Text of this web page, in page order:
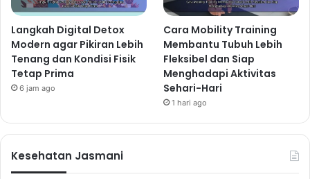
Langkah Digital Detox
Modern agar Pikiran Lebih
Tenang dan Kondisi Fisik
Tetap Prima
6 jam ago
Cara Mobility Training
Membantu Tubuh Lebih
Fleksibel dan Siap
Menghadapi Aktivitas
Sehari-Hari
1 hari ago
Kesehatan Jasmani